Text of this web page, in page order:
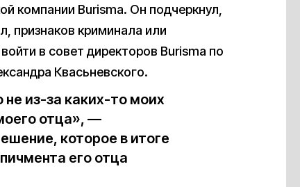
компании Burisma. Он подчеркнул,
признаков криминала или
в совет директоров Burisma по
Квасьневского.
из-за каких-то моих
отца», —
которое в итоге
его отца